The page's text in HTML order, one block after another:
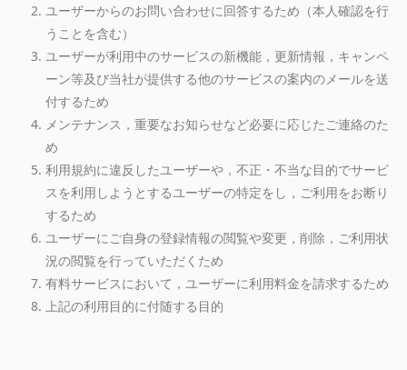
ユーザーからのお問い合わせに回答するため（本人確認を行
うことを含む）
ユーザーが利用中のサービスの新機能，更新情報，キャンペ
ーン等及び当社が提供する他のサービスの案内のメールを送
付するため
メンテナンス，重要なお知らせなど必要に応じたご連絡のた
め
利用規約に違反したユーザーや，不正・不当な目的でサービ
スを利用しようとするユーザーの特定をし，ご利用をお断り
するため
ユーザーにご自身の登録情報の閲覧や変更，削除，ご利用状
況の閲覧を行っていただくため
有料サービスにおいて，ユーザーに利用料金を請求するため
上記の利用目的に付随する目的